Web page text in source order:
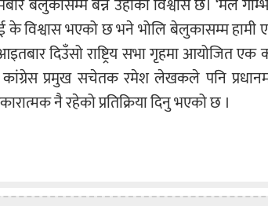
विश्वास भएको छ भने भोलि बेलुकासम्म हामी
दिउँसो राष्ट्रिय सभा गृहमा आयोजित एक
कांग्रेस प्रमुख सचेतक रमेश लेखकले पनि
नै रहेको प्रतिक्रिया दिनु भएको छ ।